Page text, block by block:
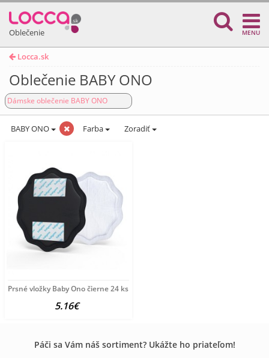
Oblečenie MENU
Locca.sk
Oblečenie BABY ONO
Dámske oblečenie BABY ONO
BABY ONO Farba Zoradiť
Prsné vložky Baby Ono čierne 24 ks
5.16€
Páči sa Vám náš sortiment? Ukážte ho priateľom!